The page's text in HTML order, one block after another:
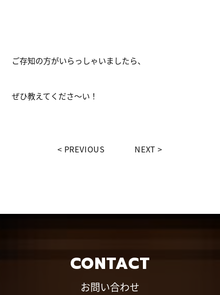
ご存知の方がいらっしゃいましたら、
ぜひ教えてくださ～い！
PREVIOUS NEXT
CONTACT
お問い合わせ